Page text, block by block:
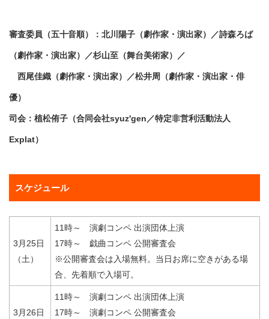
審査委員（五十音順）：北川陽子（劇作家・演出家）／詩森ろば
（劇作家・演出家）／杉山至（舞台美術家）／
西尾佳織（劇作家・演出家）／松井周（劇作家・演出家・俳
優）
司会：植松侑子（合同会社syuz'gen／特定非営利活動法人
Explat）
スケジュール
3月25日
（土）
11時～ 演劇コンペ 出演団体上演
17時～ 戯曲コンペ 公開審査会
※公開審査会は入場無料。当日お席に空きがある場
合、先着順で入場可。
3月26日
11時～ 演劇コンペ 出演団体上演
17時～ 演劇コンペ 公開審査会